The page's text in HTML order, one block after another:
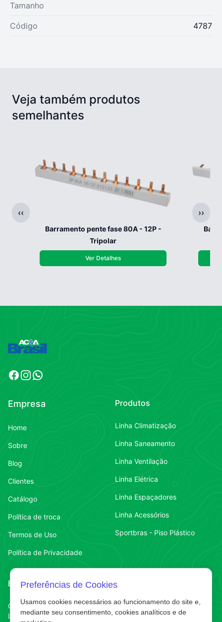
Tamanho
Código 4787
Veja também produtos
semelhantes
‹‹ ››
Barramento pente fase 80A - 12P -
Tripolar
Ver Detalhes
Facebook
Instagram
WhatsApp
Empresa
Home
Sobre
Blog
Clientes
Catálogo
Política de troca
Termos de Uso
Política de Privacidade
Produtos
Linha Climatização
Linha Saneamento
Linha Ventilação
Linha Elétrica
Linha Espaçadores
Linha Acessórios
Sportbras - Piso Plástico
Endereço
Chapecó-SC
Líder
Contato
(49) 3323-7484Contato
Preferências de Cookies
Usamos cookies necessários ao funcionamento do site e,
mediante seu consentimento, cookies analíticos e de